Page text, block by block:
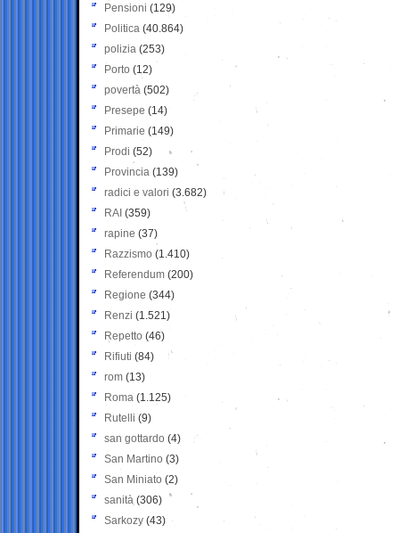
Pensioni (129)
Politica (40.864)
polizia (253)
Porto (12)
povertà (502)
Presepe (14)
Primarie (149)
Prodi (52)
Provincia (139)
radici e valori (3.682)
RAI (359)
rapine (37)
Razzismo (1.410)
Referendum (200)
Regione (344)
Renzi (1.521)
Repetto (46)
Rifiuti (84)
rom (13)
Roma (1.125)
Rutelli (9)
san gottardo (4)
San Martino (3)
San Miniato (2)
sanità (306)
Sarkozy (43)